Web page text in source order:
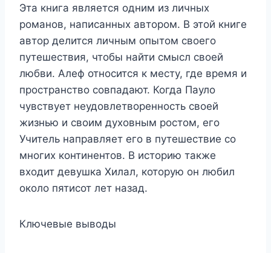
Эта книга является одним из личных
романов, написанных автором. В этой книге
автор делится личным опытом своего
путешествия, чтобы найти смысл своей
любви. Алеф относится к месту, где время и
пространство совпадают. Когда Пауло
чувствует неудовлетворенность своей
жизнью и своим духовным ростом, его
Учитель направляет его в путешествие со
многих континентов. В историю также
входит девушка Хилал, которую он любил
около пятисот лет назад.
Ключевые выводы